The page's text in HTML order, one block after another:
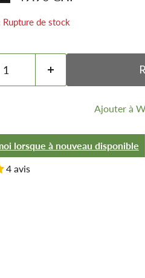
Rupture de stock
Ajouter à
lorsque à nouveau disponible
4 avis